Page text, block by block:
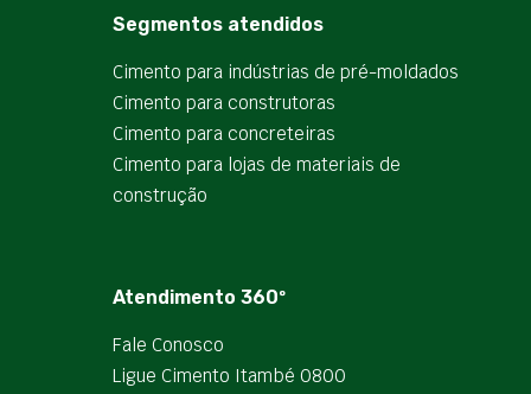
Segmentos atendidos
Cimento para indústrias de pré-moldados
Cimento para construtoras
Cimento para concreteiras
Cimento para lojas de materiais de
construção
Atendimento 360º
Fale Conosco
Ligue Cimento Itambé 0800